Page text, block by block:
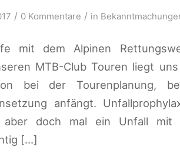
/ 0 Kommentare / in
mit dem Alpinen
MTB-Club Touren liegt
bei der Tourenplanung,
anfängt.
aber doch mal ein Unfall mit
[…]